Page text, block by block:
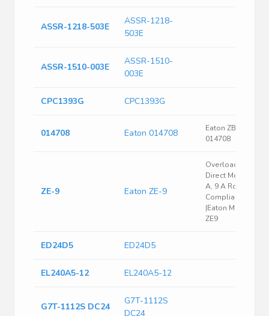
ASSR-1218-503E
ASSR-1218-
503E
ASSR-1510-003E
ASSR-1510-
003E
CPC1393G CPC1393G
014708 Eaton 014708
Eaton ZB ZE-9 -
014708
ZE-9 Eaton ZE-9
Overload Relay,
Direct Mounting, 6
A, 9 A Rohs
Compliant: Na
|Eaton Moeller
ZE9
ED24D5 ED24D5
EL240A5-12 EL240A5-12
G7T-1112S DC24
G7T-1112S
DC24